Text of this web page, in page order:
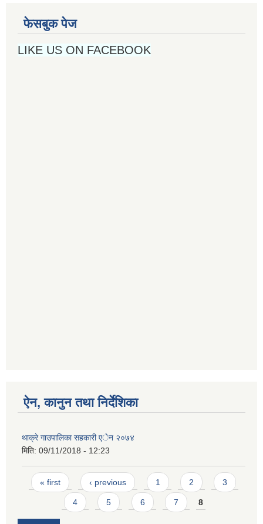
फेसबुक पेज
LIKE US ON FACEBOOK
ऐन, कानुन तथा निर्देशिका
थाक्रे गाउपालिका सहकारी एेन २०७४
मिति: 09/11/2018 - 12:23
Pages
« first ‹ previous 1 2 3
4 5 6 7 8